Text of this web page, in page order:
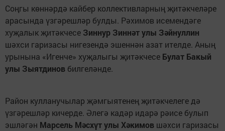
Соңгы көннәрдә кайбер коллективларның җитәкчеләре
арасында үзгәрешләр булды. Рәхимов исемендәге
хуҗалык җитәкчесе Зиннур Зиннәт улы Зәйнуллин
шәхси гаризасы нигезендә эшеннән азат ителде. Аның
урынына «Игенче» хуҗалыгы җитәкчесе Булат Бакый
улы Зыятдинов билгеләнде.
Район кулланучылар җәмгыятенең җитәкчелеге дә
үзгәрешләр кичерде. Әлегә кадәр идарә рәисе булып
эшләгән Марсель Мәсхүт улы Хәкимов шәхси гаризасы